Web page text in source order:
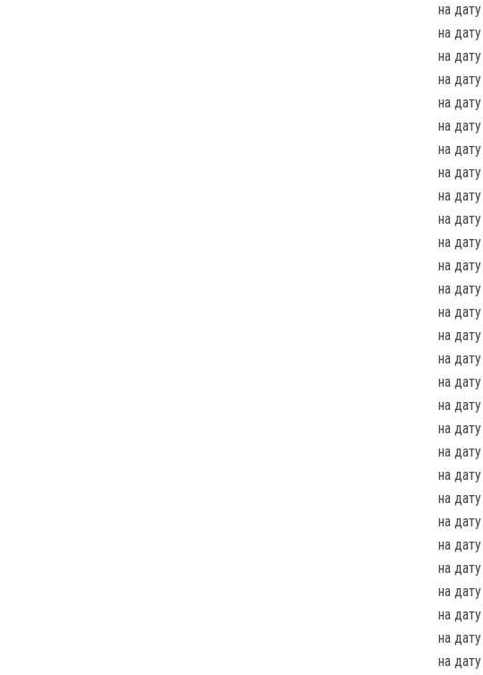
на
на
на
на
на
на
на
на
на
на
на
на
на
на
на
на
на
на
на
на
на
на
на
на
на
на
на
на
на